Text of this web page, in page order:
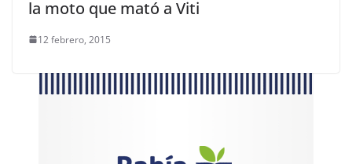
la moto que mató a Viti
12 febrero, 2015